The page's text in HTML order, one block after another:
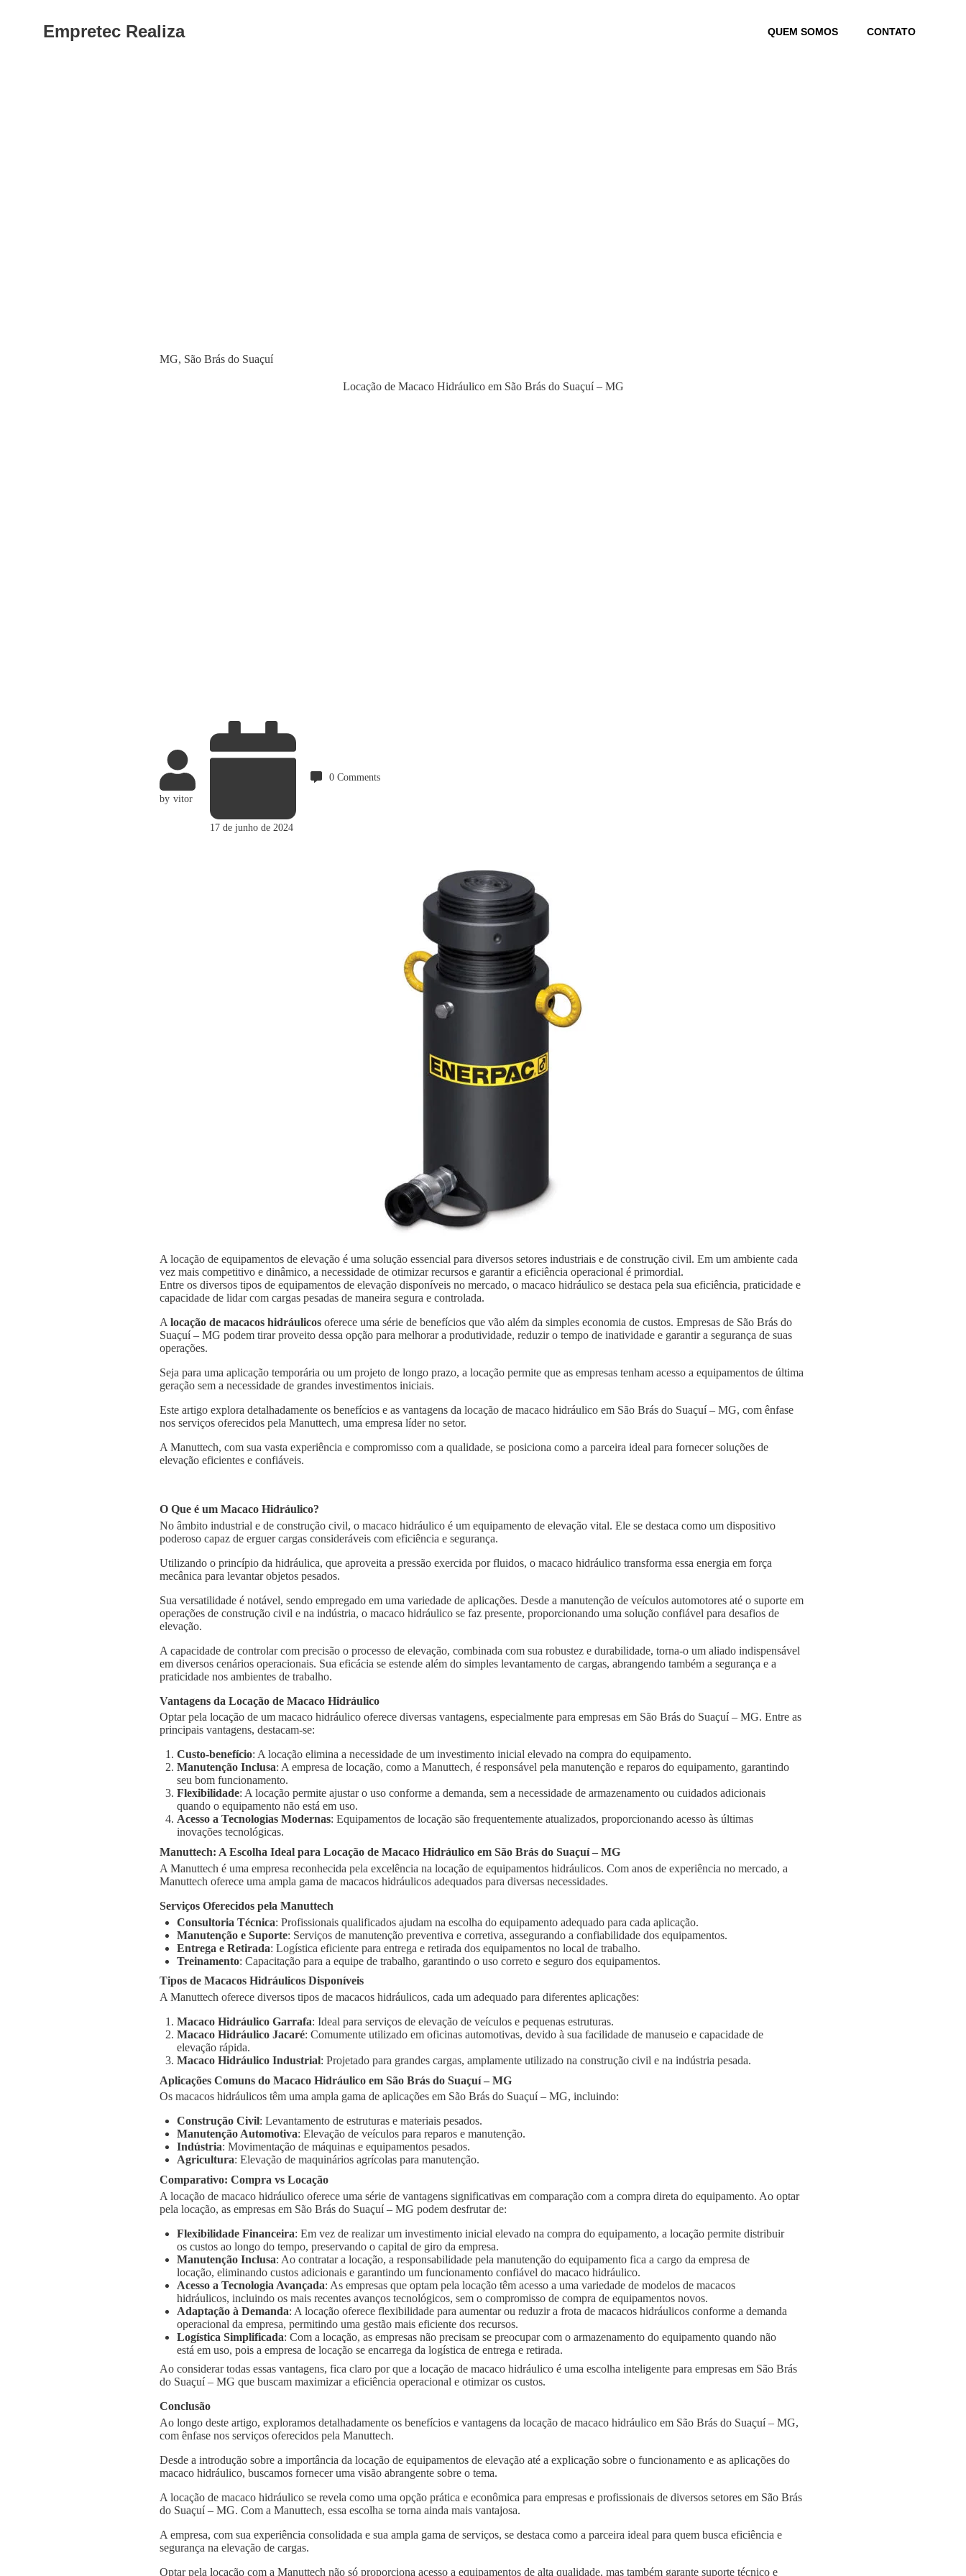
Empretec Realiza QUEM SOMOS CONTATO
Locação de Macaco Hidráulico em São Brás do Suaçuí – MG
Category
MG, São Brás do Suaçuí
by vitor
17 de junho de 2024
0 Comments
A locação de equipamentos de elevação é uma solução essencial para diversos setores industriais e de construção civil. Em um ambiente cada
vez mais competitivo e dinâmico, a necessidade de otimizar recursos e garantir a eficiência operacional é primordial.
Entre os diversos tipos de equipamentos de elevação disponíveis no mercado, o macaco hidráulico se destaca pela sua eficiência, praticidade e
capacidade de lidar com cargas pesadas de maneira segura e controlada.
A locação de macacos hidráulicos oferece uma série de benefícios que vão além da simples economia de custos. Empresas de São Brás do
Suaçuí – MG podem tirar proveito dessa opção para melhorar a produtividade, reduzir o tempo de inatividade e garantir a segurança de suas
operações.
Seja para uma aplicação temporária ou um projeto de longo prazo, a locação permite que as empresas tenham acesso a equipamentos de última
geração sem a necessidade de grandes investimentos iniciais.
Este artigo explora detalhadamente os benefícios e as vantagens da locação de macaco hidráulico em São Brás do Suaçuí – MG, com ênfase
nos serviços oferecidos pela Manuttech, uma empresa líder no setor.
A Manuttech, com sua vasta experiência e compromisso com a qualidade, se posiciona como a parceira ideal para fornecer soluções de
elevação eficientes e confiáveis.
O Que é um Macaco Hidráulico?
No âmbito industrial e de construção civil, o macaco hidráulico é um equipamento de elevação vital. Ele se destaca como um dispositivo
poderoso capaz de erguer cargas consideráveis com eficiência e segurança.
Utilizando o princípio da hidráulica, que aproveita a pressão exercida por fluidos, o macaco hidráulico transforma essa energia em força
mecânica para levantar objetos pesados.
Sua versatilidade é notável, sendo empregado em uma variedade de aplicações. Desde a manutenção de veículos automotores até o suporte em
operações de construção civil e na indústria, o macaco hidráulico se faz presente, proporcionando uma solução confiável para desafios de
elevação.
A capacidade de controlar com precisão o processo de elevação, combinada com sua robustez e durabilidade, torna-o um aliado indispensável
em diversos cenários operacionais. Sua eficácia se estende além do simples levantamento de cargas, abrangendo também a segurança e a
praticidade nos ambientes de trabalho.
Vantagens da Locação de Macaco Hidráulico
Optar pela locação de um macaco hidráulico oferece diversas vantagens, especialmente para empresas em São Brás do Suaçuí – MG. Entre as
principais vantagens, destacam-se:
Custo-benefício: A locação elimina a necessidade de um investimento inicial elevado na compra do equipamento.
Manutenção Inclusa: A empresa de locação, como a Manuttech, é responsável pela manutenção e reparos do equipamento, garantindo
seu bom funcionamento.
Flexibilidade: A locação permite ajustar o uso conforme a demanda, sem a necessidade de armazenamento ou cuidados adicionais
quando o equipamento não está em uso.
Acesso a Tecnologias Modernas: Equipamentos de locação são frequentemente atualizados, proporcionando acesso às últimas
inovações tecnológicas.
Manuttech: A Escolha Ideal para Locação de Macaco Hidráulico em São Brás do Suaçuí – MG
A Manuttech é uma empresa reconhecida pela excelência na locação de equipamentos hidráulicos. Com anos de experiência no mercado, a
Manuttech oferece uma ampla gama de macacos hidráulicos adequados para diversas necessidades.
Serviços Oferecidos pela Manuttech
Consultoria Técnica: Profissionais qualificados ajudam na escolha do equipamento adequado para cada aplicação.
Manutenção e Suporte: Serviços de manutenção preventiva e corretiva, assegurando a confiabilidade dos equipamentos.
Entrega e Retirada: Logística eficiente para entrega e retirada dos equipamentos no local de trabalho.
Treinamento: Capacitação para a equipe de trabalho, garantindo o uso correto e seguro dos equipamentos.
Tipos de Macacos Hidráulicos Disponíveis
A Manuttech oferece diversos tipos de macacos hidráulicos, cada um adequado para diferentes aplicações:
Macaco Hidráulico Garrafa: Ideal para serviços de elevação de veículos e pequenas estruturas.
Macaco Hidráulico Jacaré: Comumente utilizado em oficinas automotivas, devido à sua facilidade de manuseio e capacidade de
elevação rápida.
Macaco Hidráulico Industrial: Projetado para grandes cargas, amplamente utilizado na construção civil e na indústria pesada.
Aplicações Comuns do Macaco Hidráulico em São Brás do Suaçuí – MG
Os macacos hidráulicos têm uma ampla gama de aplicações em São Brás do Suaçuí – MG, incluindo:
Construção Civil: Levantamento de estruturas e materiais pesados.
Manutenção Automotiva: Elevação de veículos para reparos e manutenção.
Indústria: Movimentação de máquinas e equipamentos pesados.
Agricultura: Elevação de maquinários agrícolas para manutenção.
Comparativo: Compra vs Locação
A locação de macaco hidráulico oferece uma série de vantagens significativas em comparação com a compra direta do equipamento. Ao optar
pela locação, as empresas em São Brás do Suaçuí – MG podem desfrutar de:
Flexibilidade Financeira: Em vez de realizar um investimento inicial elevado na compra do equipamento, a locação permite distribuir
os custos ao longo do tempo, preservando o capital de giro da empresa.
Manutenção Inclusa: Ao contratar a locação, a responsabilidade pela manutenção do equipamento fica a cargo da empresa de
locação, eliminando custos adicionais e garantindo um funcionamento confiável do macaco hidráulico.
Acesso a Tecnologia Avançada: As empresas que optam pela locação têm acesso a uma variedade de modelos de macacos
hidráulicos, incluindo os mais recentes avanços tecnológicos, sem o compromisso de compra de equipamentos novos.
Adaptação à Demanda: A locação oferece flexibilidade para aumentar ou reduzir a frota de macacos hidráulicos conforme a demanda
operacional da empresa, permitindo uma gestão mais eficiente dos recursos.
Logística Simplificada: Com a locação, as empresas não precisam se preocupar com o armazenamento do equipamento quando não
está em uso, pois a empresa de locação se encarrega da logística de entrega e retirada.
Ao considerar todas essas vantagens, fica claro por que a locação de macaco hidráulico é uma escolha inteligente para empresas em São Brás
do Suaçuí – MG que buscam maximizar a eficiência operacional e otimizar os custos.
Conclusão
Ao longo deste artigo, exploramos detalhadamente os benefícios e vantagens da locação de macaco hidráulico em São Brás do Suaçuí – MG,
com ênfase nos serviços oferecidos pela Manuttech.
Desde a introdução sobre a importância da locação de equipamentos de elevação até a explicação sobre o funcionamento e as aplicações do
macaco hidráulico, buscamos fornecer uma visão abrangente sobre o tema.
A locação de macaco hidráulico se revela como uma opção prática e econômica para empresas e profissionais de diversos setores em São Brás
do Suaçuí – MG. Com a Manuttech, essa escolha se torna ainda mais vantajosa.
A empresa, com sua experiência consolidada e sua ampla gama de serviços, se destaca como a parceira ideal para quem busca eficiência e
segurança na elevação de cargas.
Optar pela locação com a Manuttech não só proporciona acesso a equipamentos de alta qualidade, mas também garante suporte técnico e